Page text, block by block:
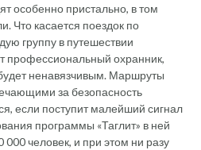
особенно пристально, в том
Что касается поездок по
группу в путешествии
профессиональный охранник,
ненавязчивым. Маршруты
за безопасность
если поступит малейший сигнал
программы «Таглит» в ней
000 человек, и при этом ни разу